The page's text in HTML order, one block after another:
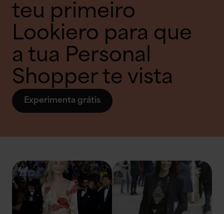
teu primeiro
Lookiero para que
a tua Personal
Shopper te vista
Experimenta grátis